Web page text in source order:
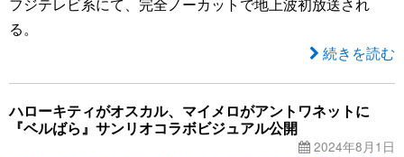
フジテレビ系にて、完全ノーカットで地上波初放送され
る。
続きを読む
ハローキティがオスカル、マイメロがアントワネットに
『ベルばら』サンリオコラボビジュアル公開
2024年8月1日